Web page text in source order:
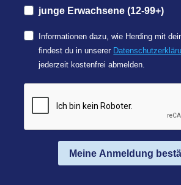
junge Erwachsene (12-99+)
Informationen dazu, wie Herding mit
findest du in unserer
jederzeit kostenfrei abmelden.
Meine Anmeldung